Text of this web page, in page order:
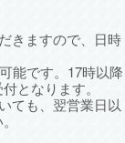
きますので、日時
能です。17時以降
となります。
ても、翌営業日以